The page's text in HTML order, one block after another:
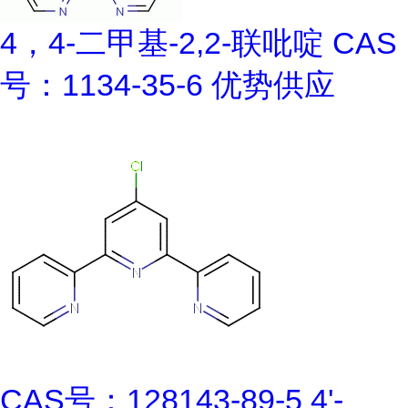
4，4-二甲基-2,2-联吡啶 CAS
号：1134-35-6 优势供应
CAS号：128143-89-5 4'-